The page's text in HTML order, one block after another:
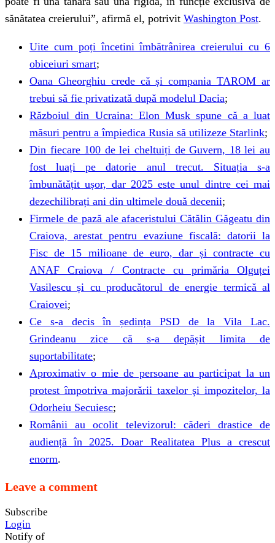
sănătatea creierului”, afirmă el, potrivit Washington Post.
Uite cum poți încetini îmbătrânirea creierului cu 6
obiceiuri smart;
Oana Gheorghiu crede că și compania TAROM ar
trebui să fie privatizată după modelul Dacia;
Războiul din Ucraina: Elon Musk spune că a luat
măsuri pentru a împiedica Rusia să utilizeze Starlink;
Din fiecare 100 de lei cheltuiți de Guvern, 18 lei au
fost luați pe datorie anul trecut. Situația s-a
îmbunătățit ușor, dar 2025 este unul dintre cei mai
dezechilibrați ani din ultimele două decenii;
Firmele de pază ale afaceristului Cătălin Găgeatu din
Craiova, arestat pentru evaziune fiscală: datorii la
Fisc de 15 milioane de euro, dar și contracte cu
ANAF Craiova / Contracte cu primăria Olguței
Vasilescu și cu producătorul de energie termică al
Craiovei;
Ce s-a decis în ședința PSD de la Vila Lac.
Grindeanu zice că s-a depășit limita de
suportabilitate;
Aproximativ o mie de persoane au participat la un
protest împotriva majorării taxelor şi impozitelor, la
Odorheiu Secuiesc;
Românii au ocolit televizorul: căderi drastice de
audiență în 2025. Doar Realitatea Plus a crescut
enorm.
Leave a comment
Subscribe
Login
Notify of